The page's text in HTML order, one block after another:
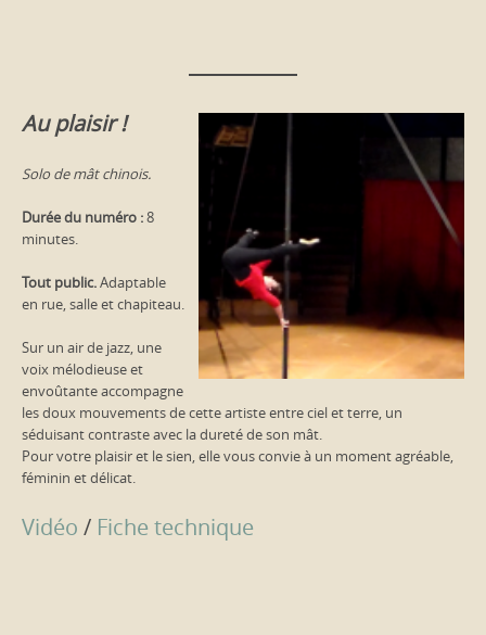
Au plaisir !
Solo de mât chinois.
Durée du numéro :8
minutes.
Tout public.Adaptable
en rue, salle et chapiteau.
Sur un air de jazz, une
voix mélodieuse et
envoûtante accompagne
les doux mouvements de cette artiste entre ciel et terre, un
séduisant contraste avec la dureté de son mât.
Pour votre plaisir et le sien, elle vous convie à un moment agréable,
féminin et délicat.
Vidéo / Fiche technique